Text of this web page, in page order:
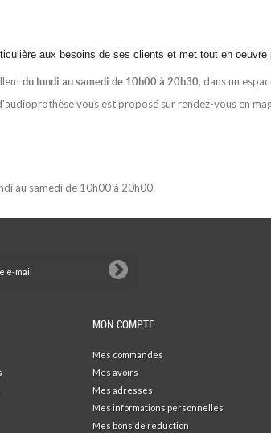
aux besoins de ses clients et met tout en
du lundi au samedi de 10h00 à 20h30, dans un
vous est proposé sur rendez-vous en
au samedi de 10h00 à 20h00.
MON COMPTE
Mes commandes
Mes avoirs
Mes adresses
Mes informations personnelles
Mes bons de réduction